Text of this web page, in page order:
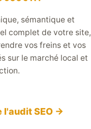
sémantique et
complet de votre site,
vos freins et vos
sur le marché local et
l'audit SEO →